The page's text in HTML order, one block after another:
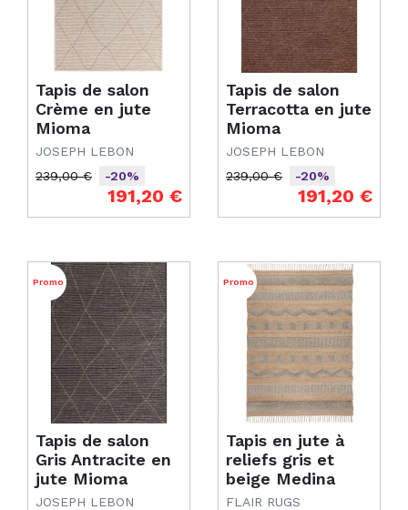
Tapis de salon
Crème en jute
Mioma
JOSEPH LEBON
Prix de base
239,00 €
-20%
191,20 €
Tapis de salon
Terracotta en jute
Mioma
JOSEPH LEBON
Prix de base
239,00 €
-20%
191,20 €
Tapis de salon
Gris Antracite en
jute Mioma
JOSEPH LEBON
Promo
Tapis en jute à
reliefs gris et
beige Medina
FLAIR RUGS
Promo